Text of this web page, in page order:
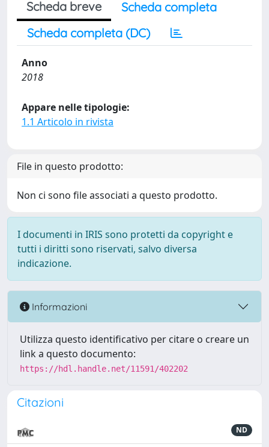
Scheda breve
Scheda completa
Scheda completa (DC)
Anno
2018
Appare nelle tipologie:
1.1 Articolo in rivista
File in questo prodotto:
Non ci sono file associati a questo prodotto.
I documenti in IRIS sono protetti da copyright e
tutti i diritti sono riservati, salvo diversa
indicazione.
Informazioni
Utilizza questo identificativo per citare o creare un
link a questo documento:
https://hdl.handle.net/11591/402202
Citazioni
ND